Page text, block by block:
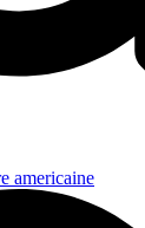
americaine